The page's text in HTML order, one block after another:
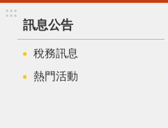
:::
訊息公告
稅務訊息
熱門活動